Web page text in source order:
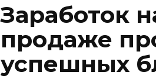
Заработок
продаже
успешных